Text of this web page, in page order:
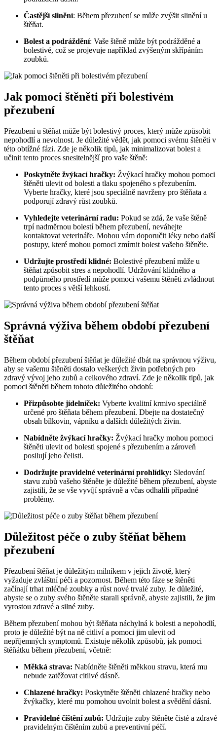
Častější slinění: Během přezubení se může zvýšit slinění u
štěňat.
Bolest a podráždění: Vaše štěně může být podrážděné a
bolestivé, což se projevuje například zvýšeným skřípáním
zoubků.
Jak pomoci štěněti při bolestivém
přezubení
Přezubení u štěňat může být bolestivý proces, který může způsobit
nepohodlí a nevolnost. Je důležité vědět, jak pomoci svému štěněti v
této obtížné fázi. Zde je několik tipů, jak minimalizovat bolest a
učinit tento proces snesitelnější pro vaše štěně:
Poskytněte žvýkací hračky: Žvýkací hračky mohou pomoci
štěněti ulevit od bolesti a tlaku spojeného s přezubením.
Vyberte hračky, které jsou speciálně navrženy pro štěňata a
podporují zdravý růst zoubků.
Vyhledejte veterinární radu: Pokud se zdá, že vaše štěně
trpí nadměrnou bolestí během přezubení, neváhejte
kontaktovat veterináře. Mohou vám doporučit léky nebo další
postupy, které mohou pomoci zmírnit bolest vašeho štěněte.
Udržujte prostředí klidné: Bolestivé přezubení může u
štěňat způsobit stres a nepohodlí. Udržování klidného a
podpůrného prostředí může pomoci vašemu štěněti zvládnout
tento proces s větší lehkostí.
Správná výživa během období přezubení
štěňat
Během období přezubení štěňat je důležité dbát na správnou výživu,
aby se vašemu štěněti dostalo veškerých živin potřebných pro
zdravý vývoj jeho zubů a celkového zdraví. Zde je několik tipů, jak
pomoci štěněti během tohoto důležitého období:
Přizpůsobte jídelníček: Vyberte kvalitní krmivo speciálně
určené pro štěňata během přezubení. Dbejte na dostatečný
obsah bílkovin, vápníku a dalších důležitých živin.
Nabídněte žvýkací hračky: Žvýkací hračky mohou pomoci
štěněti ulevit od bolesti spojené s přezubením a zároveň
posilují jeho čelisti.
Dodržujte pravidelné veterinární prohlídky: Sledování
stavu zubů vašeho štěněte je důležité během přezubení, abyste
zajistili, že se vše vyvíjí správně a včas odhalili případné
problémy.
Důležitost péče o zuby štěňat během
přezubení
Přezubení štěňat je důležitým milníkem v jejich životě, který
vyžaduje zvláštní péči a pozornost. Během této fáze se štěněti
začínají trhat mléčné zoubky a růst nové trvalé zuby. Je důležité,
abyste se o zuby svého štěněte starali správně, abyste zajistili, že jim
vyrostou zdravé a silné zuby.
Během přezubení mohou být štěňata náchylná k bolesti a nepohodlí,
proto je důležité být na ně citliví a pomoci jim ulevit od
nepříjemných symptomů. Existuje několik způsobů, jak pomoci
štěňátku během přezubení, včetně:
Měkká strava: Nabídněte štěněti měkkou stravu, která mu
nebude zatěžovat citlivé dásně.
Chlazené hračky: Poskytněte štěněti chlazené hračky nebo
žvýkačky, které mu pomohou uvolnit bolest a svědění dásní.
Pravidelné čištění zubů: Udržujte zuby štěněte čisté a zdravé
pravidelným čištěním zubů a preventivní péčí.